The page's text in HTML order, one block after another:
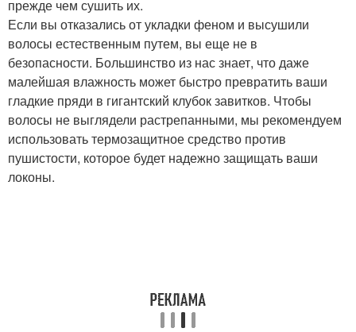
прежде чем сушить их.
Если вы отказались от укладки феном и высушили
волосы естественным путем, вы еще не в
безопасности. Большинство из нас знает, что даже
малейшая влажность может быстро превратить ваши
гладкие пряди в гигантский клубок завитков. Чтобы
волосы не выглядели растрепанными, мы рекомендуем
использовать термозащитное средство против
пушистости, которое будет надежно защищать ваши
локоны.